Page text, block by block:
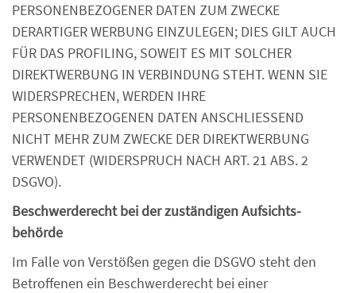
PERSONENBEZOGENER DATEN ZUM ZWECKE
DERARTIGER WERBUNG EINZULEGEN; DIES GILT AUCH
FÜR DAS PROFILING, SOWEIT ES MIT SOLCHER
DIREKTWERBUNG IN VERBINDUNG STEHT. WENN SIE
WIDERSPRECHEN, WERDEN IHRE
PERSONENBEZOGENEN DATEN ANSCHLIESSEND
NICHT MEHR ZUM ZWECKE DER DIREKTWERBUNG
VERWENDET (WIDERSPRUCH NACH ART. 21 ABS. 2
DSGVO).
Beschwerde­recht bei der zuständigen Aufsichts­
behörde
Im Falle von Verstößen gegen die DSGVO steht den
Betroffenen ein Beschwerderecht bei einer